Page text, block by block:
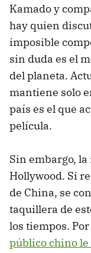
Kamado y
hay quien
imposible
sin duda es el
del planeta.
mantiene solo
país es el que
película.
Sin embargo,
Hollywood. Si
de China, se
taquillera de
los tiempos.
público chino